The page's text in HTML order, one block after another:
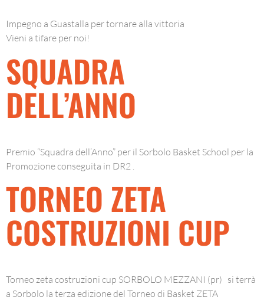
Impegno a Guastalla per tornare alla vittoria
Vieni a tifare per noi!
SQUADRA
DELL’ANNO
Premio “Squadra dell’Anno” per il Sorbolo Basket School per la
Promozione conseguita in DR2 .
TORNEO ZETA
COSTRUZIONI CUP
Torneo zeta costruzioni cup SORBOLO MEZZANI (pr) si terrà
a Sorbolo la terza edizione del Torneo di Basket ZETA